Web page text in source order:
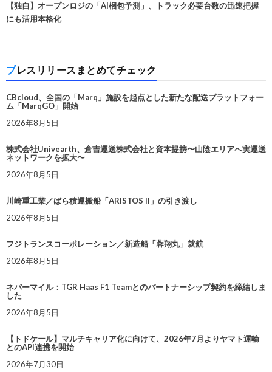
【独自】オープンロジの「AI梱包予測」、トラック必要台数の迅速把握
にも活用本格化
プレスリリースまとめてチェック
CBcloud、全国の「Marq」施設を起点とした新たな配送プラットフォー
ム「MarqGO」開始
2026年8月5日
株式会社Univearth、倉吉運送株式会社と資本提携〜山陰エリアへ実運送
ネットワークを拡大〜
2026年8月5日
川崎重工業／ばら積運搬船「ARISTOS II」の引き渡し
2026年8月5日
フジトランスコーポレーション／新造船「蓉翔丸」就航
2026年8月5日
ネバーマイル：TGR Haas F1 Teamとのパートナーシップ契約を締結しま
した
2026年8月5日
【トドケール】マルチキャリア化に向けて、2026年7月よりヤマト運輸
とのAPI連携を開始
2026年7月30日